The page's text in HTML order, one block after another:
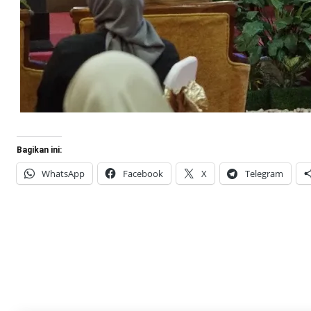
Bagikan ini:
WhatsApp Facebook X Telegram